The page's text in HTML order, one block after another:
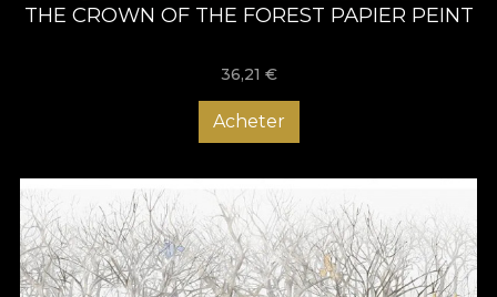
THE CROWN OF THE FOREST PAPIER PEINT
36,21 €
Acheter